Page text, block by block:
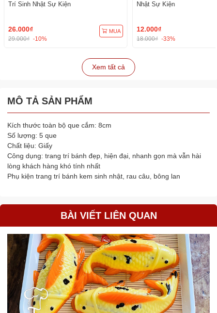
Trí Sinh Nhật Sự Kiện
26.000₫
29.000₫ -10%
MUA
Nhật Sự Kiện
12.000₫
18.000₫ -33%
Xem tất cả
MÔ TẢ SẢN PHẨM
Kích thước toàn bộ que cắm: 8cm
Số lượng: 5 que
Chất liệu: Giấy
Công dụng: trang trí bánh đẹp, hiện đại, nhanh gọn mà vẫn hài
lòng khách hàng khó tính nhất
Phụ kiện trang trí bánh kem sinh nhật, rau câu, bông lan
BÀI VIẾT LIÊN QUAN